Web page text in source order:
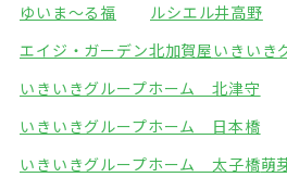
ゆいま～る福
ルシエル井高野
エイジ・ガーデン北加賀屋いきいき
いきいきグループホーム 北津守
いきいきグループホーム 日本橋
いきいきグループホーム 太子橋萌